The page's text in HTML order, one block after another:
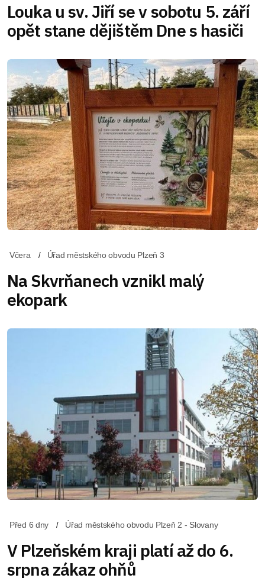
Louka u sv. Jiří se v sobotu 5. září
opět stane dějištěm Dne s hasiči
Včera Úřad městského obvodu Plzeň 3
Na Skvrňanech vznikl malý
ekopark
Před 6 dny Úřad městského obvodu Plzeň 2 - Slovany
V Plzeňském kraji platí až do 6.
srpna zákaz ohňů